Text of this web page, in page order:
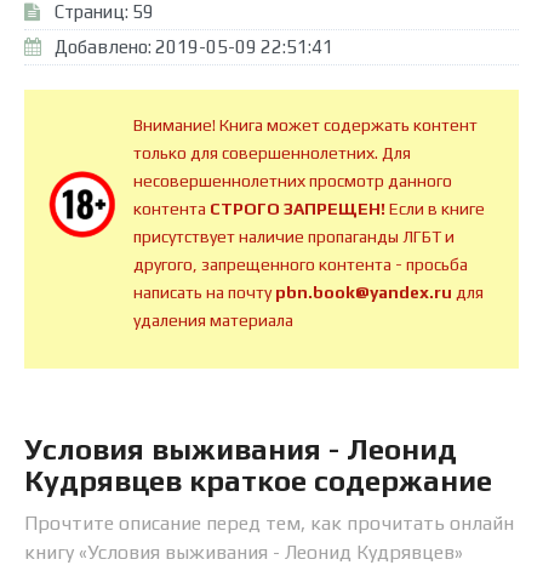
Страниц: 59
Добавлено: 2019-05-09 22:51:41
Внимание! Книга может содержать контент
только для совершеннолетних. Для
несовершеннолетних просмотр данного
контента СТРОГО ЗАПРЕЩЕН!Если в книге
присутствует наличие пропаганды ЛГБТ и
другого, запрещенного контента - просьба
написать на почтуpbn.book@yandex.ru для
удаления материала
Условия выживания - Леонид
Кудрявцев краткое содержание
Прочтите описание перед тем, как прочитать онлайн
книгу «Условия выживания - Леонид Кудрявцев»